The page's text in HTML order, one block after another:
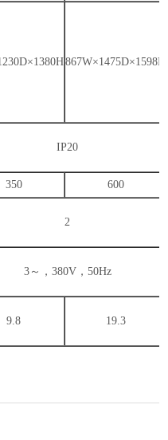
×1380H867W×1475D×1598H
IP20
350 600
2
3～， 380V， 50Hz
9.8 19.3